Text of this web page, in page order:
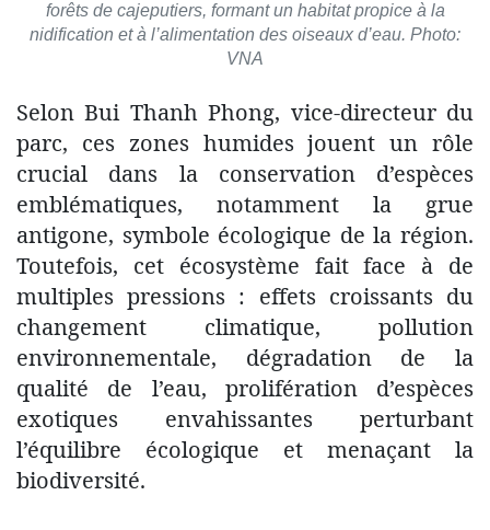
forêts de cajeputiers, formant un habitat propice à la
nidification et à l’alimentation des oiseaux d’eau. Photo:
VNA
Selon Bui Thanh Phong, vice-directeur du
parc, ces zones humides jouent un rôle
crucial dans la conservation d’espèces
emblématiques, notamment la grue
antigone, symbole écologique de la région.
Toutefois, cet écosystème fait face à de
multiples pressions : effets croissants du
changement climatique, pollution
environnementale, dégradation de la
qualité de l’eau, prolifération d’espèces
exotiques envahissantes perturbant
l’équilibre écologique et menaçant la
biodiversité.